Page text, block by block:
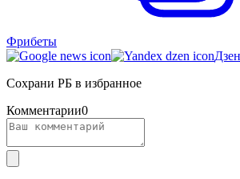
Фрибеты
Дзен
Сохрани РБ в избранное
Комментарии0